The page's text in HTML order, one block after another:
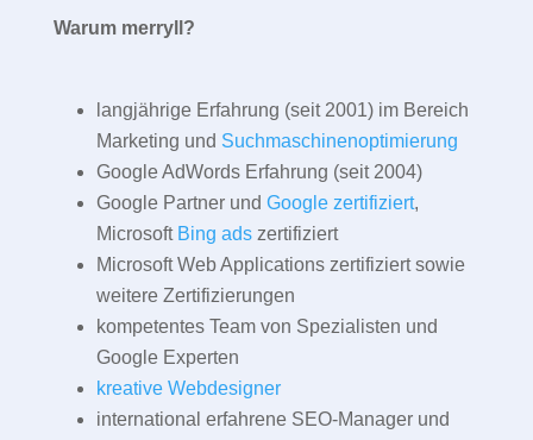
Warum merryll?
langjährige Erfahrung (seit 2001) im Bereich
Marketing und Suchmaschinenoptimierung
Google AdWords Erfahrung (seit 2004)
Google Partner und Google zertifiziert,
Microsoft Bing adszertifiziert
Microsoft Web Applications zertifiziert sowie
weitere Zertifizierungen
kompetentes Team von Spezialisten und
Google Experten
kreative Webdesigner
international erfahrene SEO-Manager und